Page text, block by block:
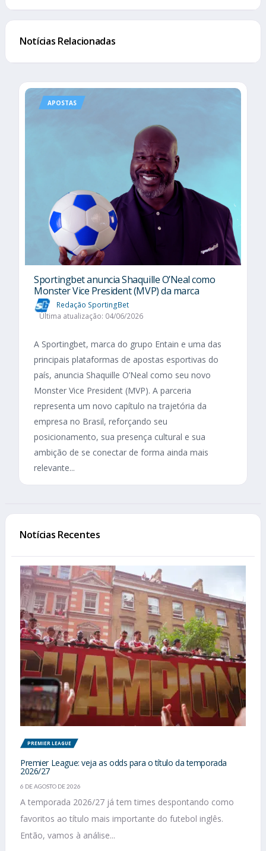
Notícias Relacionadas
APOSTAS
Sportingbet anuncia Shaquille O’Neal como
Monster Vice President (MVP) da marca
Redação SportingBet
Última atualização: 04/06/2026
A Sportingbet, marca do grupo Entain e uma das
principais plataformas de apostas esportivas do
país, anuncia Shaquille O’Neal como seu novo
Monster Vice President (MVP). A parceria
representa um novo capítulo na trajetória da
empresa no Brasil, reforçando seu
posicionamento, sua presença cultural e sua
ambição de se conectar de forma ainda mais
relevante...
Notícias Recentes
PREMIER LEAGUE
Premier League: veja as odds para o título da temporada
2026/27
6 DE AGOSTO DE 2026
A temporada 2026/27 já tem times despontando como
favoritos ao título mais importante do futebol inglês.
Então, vamos à análise...